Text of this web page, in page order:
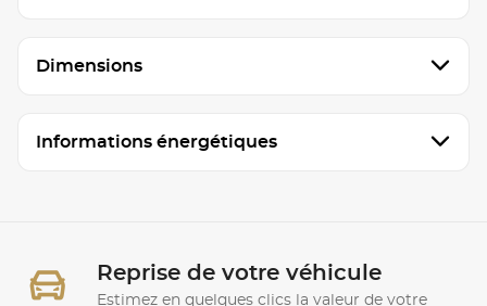
Dimensions
Informations énergétiques
Reprise de votre véhicule
Estimez en quelques clics la valeur de votre